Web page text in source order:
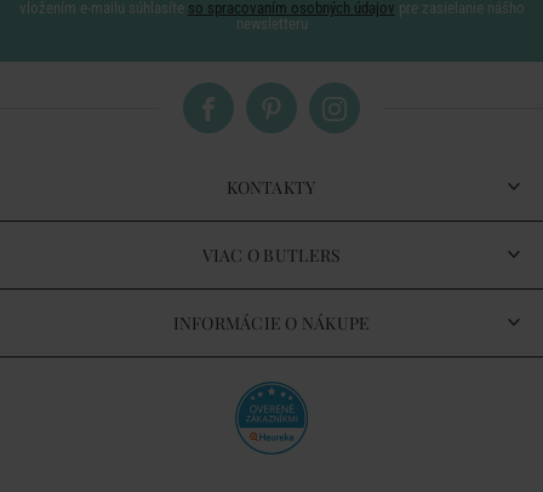
vložením e-mailu súhlasíte so spracovaním osobných údajov pre zasielanie nášho
newsletteru
KONTAKTY
VIAC O BUTLERS
INFORMÁCIE O NÁKUPE